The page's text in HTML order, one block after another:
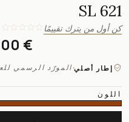
SL 621
كن أول من يترك تقييمًا
€
إطار أصلي·المورّد الرسمي
اللون